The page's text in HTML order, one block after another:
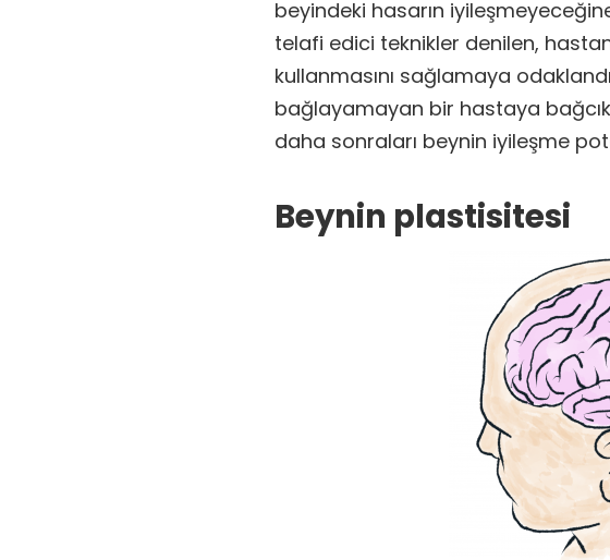
beyindeki hasarın
telafi edici teknikler denilen,
kullanmasını sağlamaya
bağlayamayan bir hastaya
daha sonraları beynin iyileşme
Beynin plastisitesi